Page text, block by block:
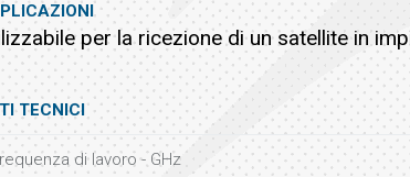
per la ricezione di un satellite in
TECNICI
di lavoro - GHz